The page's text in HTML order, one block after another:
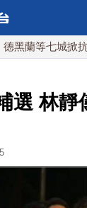
等七城掀抗議
選 林靜